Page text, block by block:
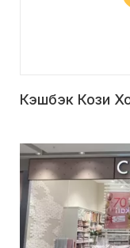
Кэшбэк Кози